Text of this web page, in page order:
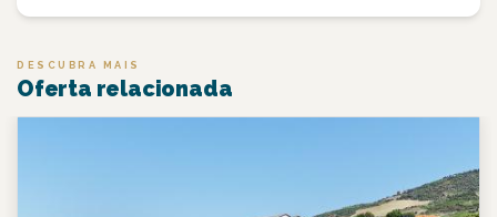
DESCUBRA MAIS
Oferta relacionada